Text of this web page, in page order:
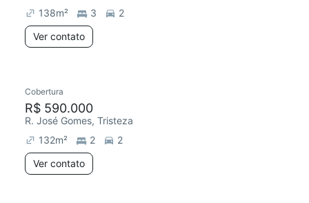
138m² 3
2
Ver contato
Chegou este mês
Cobertura
R$ 590.000
R. José Gomes, Tristeza
132m² 2
2
Ver contato